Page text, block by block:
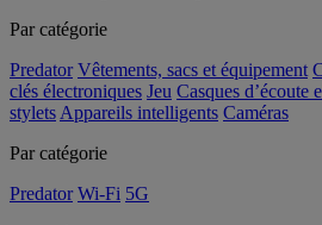
Par catégorie
Predator Vêtements, sacs et équipement
clés électroniques Jeu Casques d’écoute
stylets Appareils intelligents Caméras
Par catégorie
Predator Wi-Fi 5G